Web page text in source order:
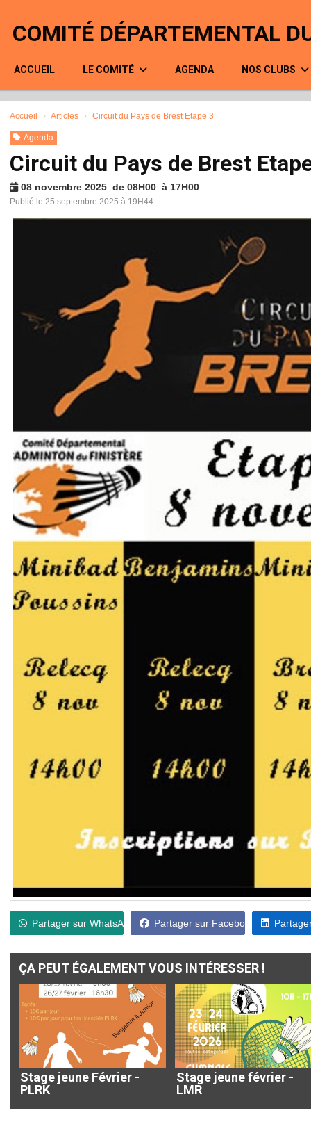
COMITÉ DÉPARTEMENTAL
ACCUEIL LE COMITÉ AGENDA NOS CLUBS
Accueil Articles Circuit du Pays de Brest Etape 3
Agenda
Circuit du Pays de Brest
08 novembre 2025 de 08H00 à 17H00
Publié le 25 septembre 2025 à 19H44
Partager sur WhatsApp Partager sur Facebook
ÇA PEUT ÉGALEMENT VOUS INTÉRESSER !
Stage jeune Février -
PLRK
Stage jeune février -
LMR